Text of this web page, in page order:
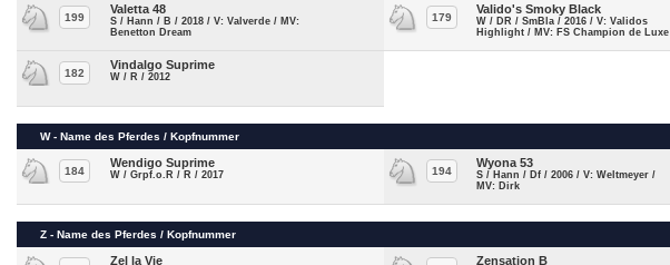
199
Valetta 48
S / Hann / B / 2018 / V: Valverde / MV:
Benetton Dream
179
Valido's Smoky Black
W / DR / SmBla / 2016 / V: Validos
Highlight / MV: FS Champion de Luxe
182
Vindalgo Suprime
W / R / 2012
W - Name des Pferdes / Kopfnummer
184
Wendigo Suprime
W / Grpf.o.R / R / 2017 194
Wyona 53
S / Hann / Df / 2006 / V: Weltmeyer /
MV: Dirk
Z - Name des Pferdes / Kopfnummer
Zel la Vie Zensation B